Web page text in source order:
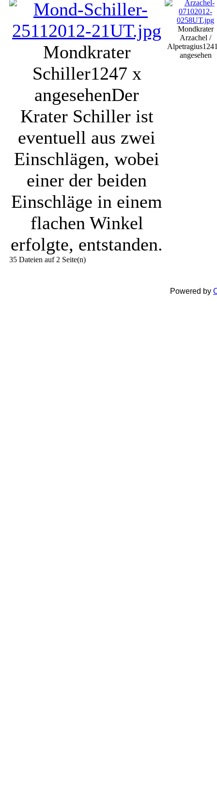
Mondkrater
Schiller1247 x
angesehenDer
Krater Schiller ist
eventuell aus zwei
Einschlägen, wobei
einer der beiden
Einschläge in einem
flachen Winkel
erfolgte, entstanden.
Mondkrater
Arzachel /
Alpetragius
angesehen
35 Dateien auf 2 Seite(n)
Powered by